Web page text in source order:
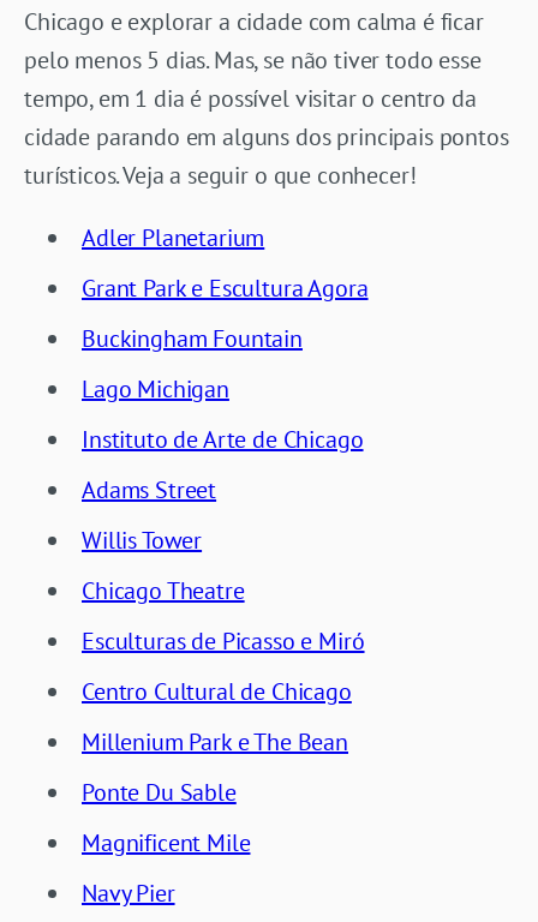
Chicago e explorar a cidade com calma é ficar
pelo menos 5 dias. Mas, se não tiver todo esse
tempo, em 1 dia é possível visitar o centro da
cidade parando em alguns dos principais pontos
turísticos. Veja a seguir o que conhecer!
Adler Planetarium
Grant Park e Escultura Agora
Buckingham Fountain
Lago Michigan
Instituto de Arte de Chicago
Adams Street
Willis Tower
Chicago Theatre
Esculturas de Picasso e Miró
Centro Cultural de Chicago
Millenium Park e The Bean
Ponte Du Sable
Magnificent Mile
Navy Pier